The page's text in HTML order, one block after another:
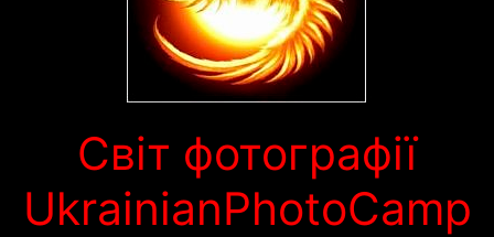
Світ фотографії
UkrainianPhotoCamp